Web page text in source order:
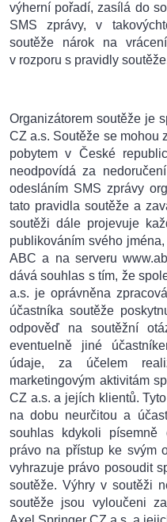
výherní pořadí, zasílá do
SMS zprávy, v
soutěže nárok na
v rozporu s pravidly
Organizátorem soutěže je
CZ a.s. Soutěže se mohou
pobytem v České
neodpovídá za
odesláním SMS zprávy
tato pravidla soutěže a
soutěži dále projevuje
publikováním svého
ABC a na serveru
dává souhlas s tím, že
a.s. je oprávněna
účastníka soutěže
odpověď na soutěžní
eventuelně jiné
údaje, za účelem
marketingovým aktivitám
CZ a.s. a jejích klientů.
na dobu neurčitou a
souhlas kdykoli písemně
právo na přístup ke svým
vyhrazuje právo posoudit
soutěže. Výhry v soutěži
soutěže jsou vyloučeni